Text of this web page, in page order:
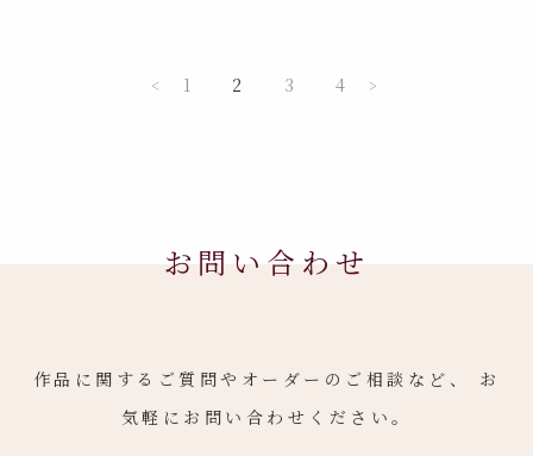
< 1 2 3 4 >
お問い合わせ
作品に関するご質問やオーダーのご相談など、
お
気軽にお問い合わせください。